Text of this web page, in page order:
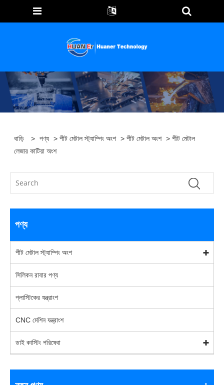
বাড়ি > পণ্য >শীট মেটাল স্ট্যাম্পিং অংশ >শীট মেটাল অংশ > শীট মেটাল
লেজার কাটিয়া অংশ
পণ্য
শীট মেটাল স্ট্যাম্পিং অংশ
সিলিকন রাবার পণ্য
প্লাস্টিকের যন্ত্রাংশ
CNC মেশিন যন্ত্রাংশ
ডাই কাস্টিং পরিষেবা